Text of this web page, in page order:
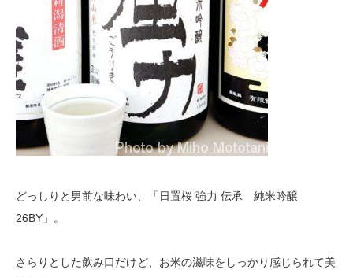
どっしりと男前な味わい、「日置桜 強力 伝承 純米吟醸
26BY」。
さらりとした飲み口だけど、お米の滋味をしっかり感じられて美